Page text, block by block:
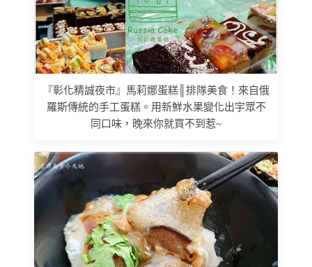
『彰化精誠夜市』馬莉娜蛋糕║排隊美食！來自俄
羅斯傳統的手工蛋糕。用新鮮水果變化出宇眾不
同口味，晚來你就買不到惹~